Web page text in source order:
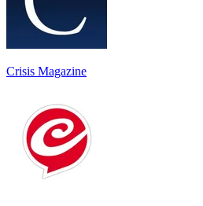
Crisis Magazine